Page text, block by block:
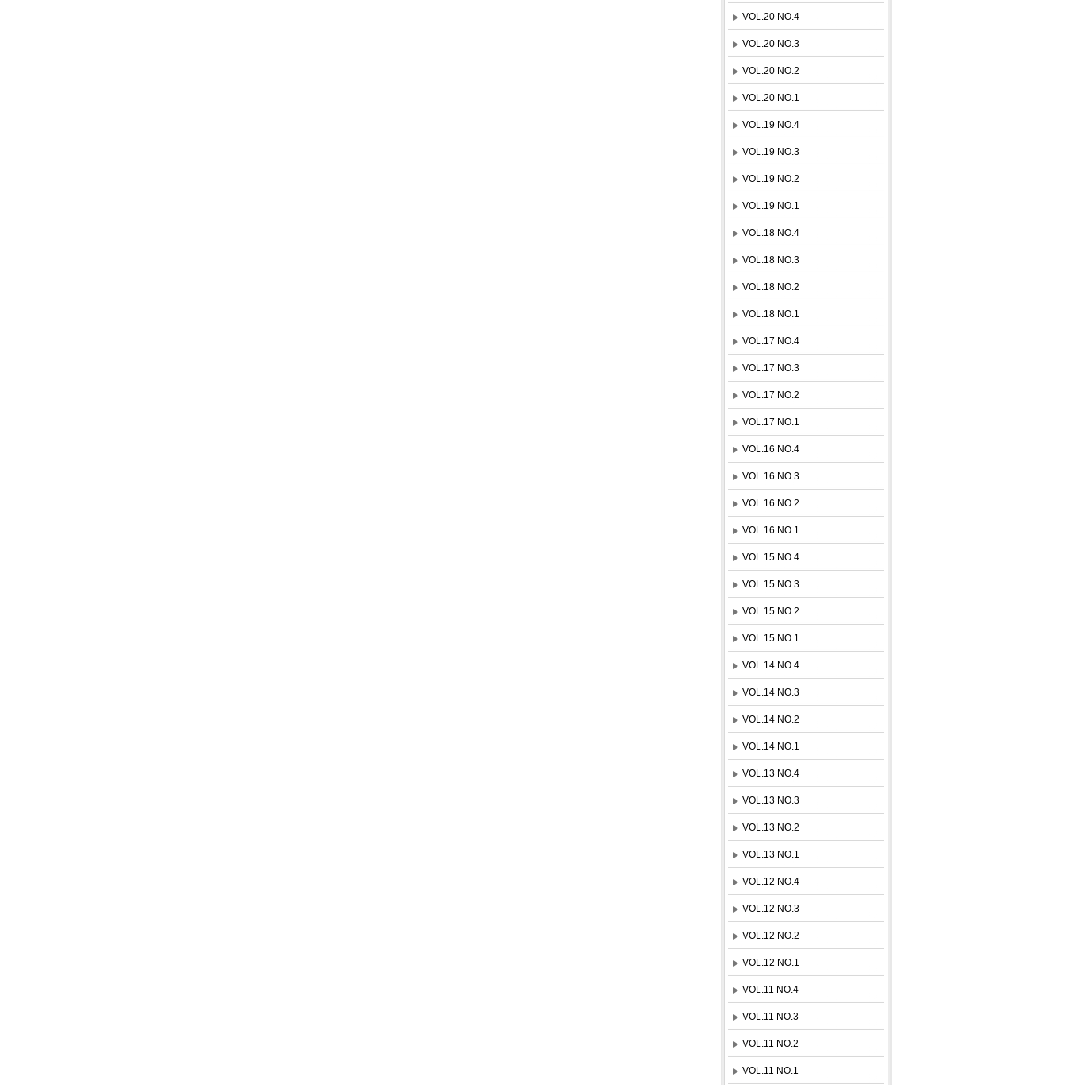
VOL.20 NO.4
VOL.20 NO.3
VOL.20 NO.2
VOL.20 NO.1
VOL.19 NO.4
VOL.19 NO.3
VOL.19 NO.2
VOL.19 NO.1
VOL.18 NO.4
VOL.18 NO.3
VOL.18 NO.2
VOL.18 NO.1
VOL.17 NO.4
VOL.17 NO.3
VOL.17 NO.2
VOL.17 NO.1
VOL.16 NO.4
VOL.16 NO.3
VOL.16 NO.2
VOL.16 NO.1
VOL.15 NO.4
VOL.15 NO.3
VOL.15 NO.2
VOL.15 NO.1
VOL.14 NO.4
VOL.14 NO.3
VOL.14 NO.2
VOL.14 NO.1
VOL.13 NO.4
VOL.13 NO.3
VOL.13 NO.2
VOL.13 NO.1
VOL.12 NO.4
VOL.12 NO.3
VOL.12 NO.2
VOL.12 NO.1
VOL.11 NO.4
VOL.11 NO.3
VOL.11 NO.2
VOL.11 NO.1